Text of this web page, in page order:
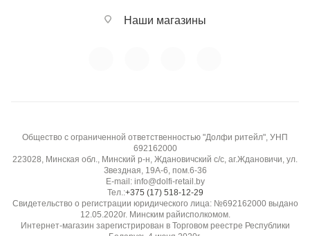
Наши магазины
Общество с ограниченной ответственностью "Долфи ритейл", УНП
692162000
223028, Минская обл., Минский р-н, Ждановичский с/с, аг.Ждановичи, ул.
Звездная, 19А-6, пом.6-36
E-mail: info@dolfi-retail.by
Тел.:+375 (17) 518-12-29
Свидетельство о регистрации юридического лица: №692162000 выдано
12.05.2020г. Минским райисполкомом.
Интернет-магазин зарегистрирован в Торговом реестре Республики